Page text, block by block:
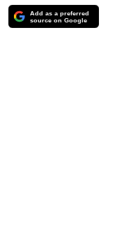
Add as a preferred
source on Google